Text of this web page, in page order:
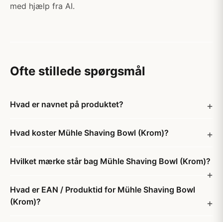
med hjælp fra AI.
Ofte stillede spørgsmål
Hvad er navnet på produktet?
Hvad koster Mühle Shaving Bowl (Krom)?
Hvilket mærke står bag Mühle Shaving Bowl (Krom)?
Hvad er EAN / Produktid for Mühle Shaving Bowl
(Krom)?